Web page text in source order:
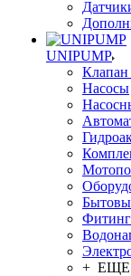
UNIPUMP
Насосы
+ ЕЩЕ